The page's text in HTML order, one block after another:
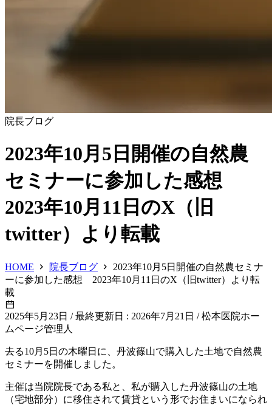
院長ブログ
2023年10月5日開催の自然農
セミナーに参加した感想
2023年10月11日のX（旧
twitter）より転載
HOME 院長ブログ
2023年10月5日開催の自然農セミナ
ーに参加した感想 2023年10月11日のX（旧twitter）より転
載
2025年5月23日 / 最終更新日 : 2026年7月21日 / 松本医院ホー
ムページ管理人
去る10月5日の木曜日に、丹波篠山で購入した土地で自然農
セミナーを開催しました。
主催は当院院長である私と、私が購入した丹波篠山の土地
（宅地部分）に移住されて賃貸という形でお住まいになられ